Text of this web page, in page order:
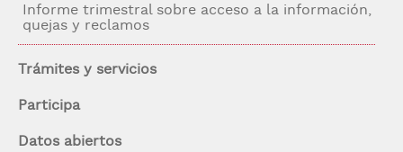
Informe trimestral sobre acceso a la información,
quejas y reclamos
Trámites y servicios
Participa
Datos abiertos